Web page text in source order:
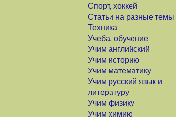
Спорт, хоккей
Статьи на разные темы
Техника
Учеба, обучение
Учим английский
Учим историю
Учим математику
Учим русский язык и
литературу
Учим физику
Учим химию